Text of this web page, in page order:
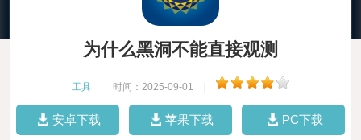
为什么黑洞不能直接观测
工具 时间：2025-09-01
安卓下载 苹果下载 PC下载